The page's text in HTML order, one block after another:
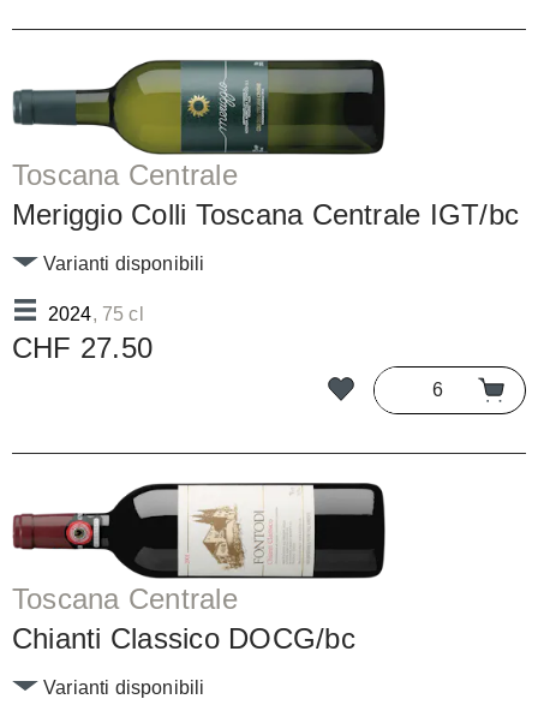
Toscana Centrale
Meriggio Colli Toscana Centrale IGT/bc
2024, 75 cl
Varianti disponibili
CHF 27.50
Toscana Centrale
Chianti Classico DOCG/bc
Varianti disponibili